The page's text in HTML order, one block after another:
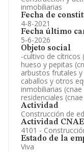
inmobiliarias
Fecha de
4-8-2021
Fecha último
5-6-2026
Objeto social
-cultivo de cítricos
hueso y pepitas
arbustos frutales
caballos y otros
inmobiliarias
residenciales
Actividad
Construcción de
Actividad CNAE
4101 -
Estado de la
Viva